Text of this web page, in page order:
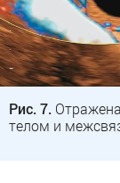
Рис. 7.
телом и